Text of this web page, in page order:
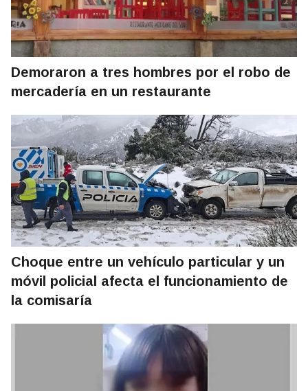
Demoraron a tres hombres por el robo de
mercadería en un restaurante
Choque entre un vehículo particular y un
móvil policial afecta el funcionamiento de
la comisaría